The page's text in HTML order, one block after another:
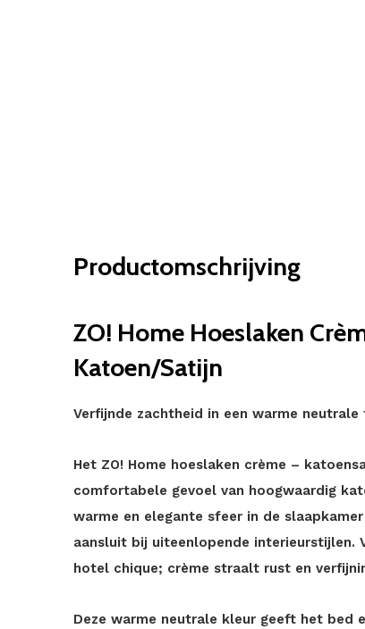
Productomschrijving
ZO! Home Hoeslaken
Katoen/Satijn
Verfijnde zachtheid in een warme
Het ZO! Home hoeslaken crème –
comfortabele gevoel van hoogwaardig
warme en elegante sfeer in de
aansluit bij uiteenlopende interieurstijlen.
hotel chique; crème straalt rust en
Deze warme neutrale kleur geeft het bed